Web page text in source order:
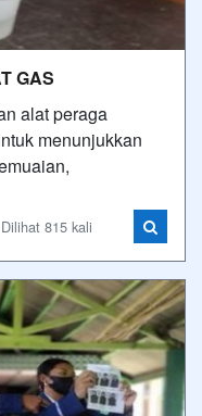
GAS
alat peraga
menunjukkan
815 kali